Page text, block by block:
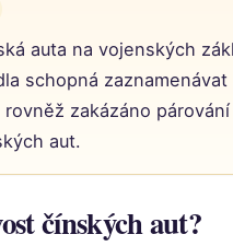
auta na vojenských
schopná
zakázáno
aut.
čínských aut?